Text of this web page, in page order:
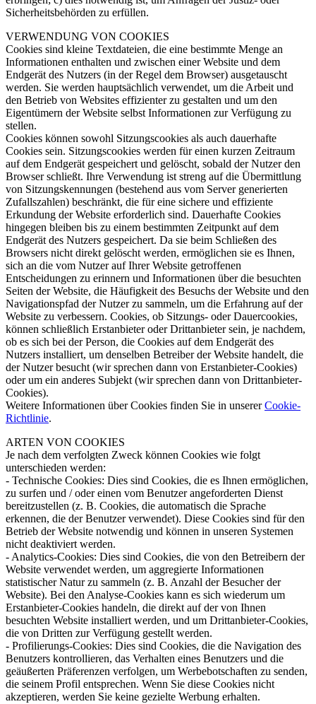
Sicherheitsbehörden zu erfüllen.
VERWENDUNG VON COOKIES
Cookies sind kleine Textdateien, die eine bestimmte Menge an
Informationen enthalten und zwischen einer Website und dem
Endgerät des Nutzers (in der Regel dem Browser) ausgetauscht
werden. Sie werden hauptsächlich verwendet, um die Arbeit und
den Betrieb von Websites effizienter zu gestalten und um den
Eigentümern der Website selbst Informationen zur Verfügung zu
stellen.
Cookies können sowohl Sitzungscookies als auch dauerhafte
Cookies sein. Sitzungscookies werden für einen kurzen Zeitraum
auf dem Endgerät gespeichert und gelöscht, sobald der Nutzer den
Browser schließt. Ihre Verwendung ist streng auf die Übermittlung
von Sitzungskennungen (bestehend aus vom Server generierten
Zufallszahlen) beschränkt, die für eine sichere und effiziente
Erkundung der Website erforderlich sind. Dauerhafte Cookies
hingegen bleiben bis zu einem bestimmten Zeitpunkt auf dem
Endgerät des Nutzers gespeichert. Da sie beim Schließen des
Browsers nicht direkt gelöscht werden, ermöglichen sie es Ihnen,
sich an die vom Nutzer auf Ihrer Website getroffenen
Entscheidungen zu erinnern und Informationen über die besuchten
Seiten der Website, die Häufigkeit des Besuchs der Website und den
Navigationspfad der Nutzer zu sammeln, um die Erfahrung auf der
Website zu verbessern. Cookies, ob Sitzungs- oder Dauercookies,
können schließlich Erstanbieter oder Drittanbieter sein, je nachdem,
ob es sich bei der Person, die Cookies auf dem Endgerät des
Nutzers installiert, um denselben Betreiber der Website handelt, die
der Nutzer besucht (wir sprechen dann von Erstanbieter-Cookies)
oder um ein anderes Subjekt (wir sprechen dann von Drittanbieter-
Cookies).
Weitere Informationen über Cookies finden Sie in unsererCookie-
Richtlinie.
ARTEN VON COOKIES
Je nach dem verfolgten Zweck können Cookies wie folgt
unterschieden werden:
- Technische Cookies: Dies sind Cookies, die es Ihnen ermöglichen,
zu surfen und / oder einen vom Benutzer angeforderten Dienst
bereitzustellen (z. B. Cookies, die automatisch die Sprache
erkennen, die der Benutzer verwendet). Diese Cookies sind für den
Betrieb der Website notwendig und können in unseren Systemen
nicht deaktiviert werden.
-Analytics-Cookies: Dies sind Cookies, die von den Betreibern der
Website verwendet werden, um aggregierte Informationen
statistischer Natur zu sammeln (z. B. Anzahl der Besucher der
Website). Bei den Analyse-Cookies kann es sich wiederum um
Erstanbieter-Cookies handeln, die direkt auf der von Ihnen
besuchten Website installiert werden, und um Drittanbieter-Cookies,
die von Dritten zur Verfügung gestellt werden.
- Profilierungs-Cookies: Dies sind Cookies, die die Navigation des
Benutzers kontrollieren, das Verhalten eines Benutzers und die
geäußerten Präferenzen verfolgen, um Werbebotschaften zu senden,
die seinem Profil entsprechen. Wenn Sie diese Cookies nicht
akzeptieren, werden Sie keine gezielte Werbung erhalten.